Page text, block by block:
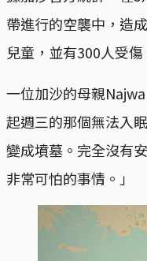
帶進行的空襲中，造
兒童，並有300人受傷
一位加沙的母親
起週三的那個無法入
變成墳墓。完全沒有
非常可怕的事情。」